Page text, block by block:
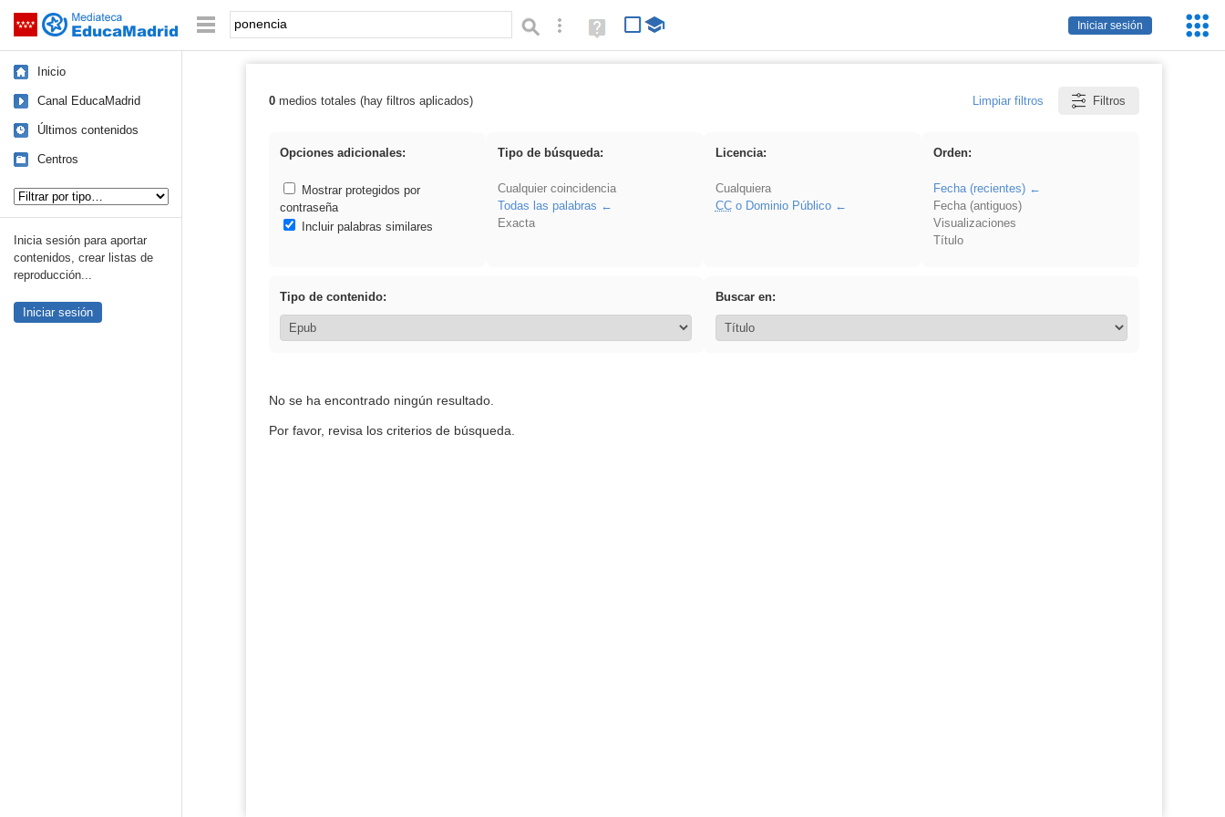
Saltar navegación
Iniciar sesión
Palabra o frase: Búsqueda avanzada
Ayuda
(en
Inicio
Canal EducaMadrid
Últimos contenidos
Centros
Inicia sesión para aportar
contenidos, crear listas de
reproducción...
Iniciar sesión
Resultados de: ponencia
0medios totales (hay filtros aplicados) Limpiar filtros Filtros
Opciones adicionales:
Mostrar protegidos por
contraseña
Incluir palabras similares
Tipo de búsqueda:
Cualquier coincidencia
Todas las palabras
Exacta
Licencia:
Cualquiera
CCo Dominio Público
Orden:
Fecha (recientes)
Fecha (antiguos)
Visualizaciones
Título
Tipo de contenido: Buscar en:
No se ha encontrado ningún resultado.
Por favor, revisa los criterios de búsqueda.